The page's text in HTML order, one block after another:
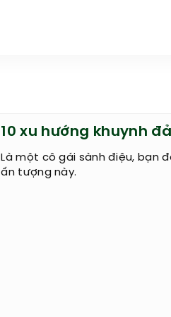
10 xu hướng khuynh
Là một cô gái sành điệu, bạn
ấn tượng này.